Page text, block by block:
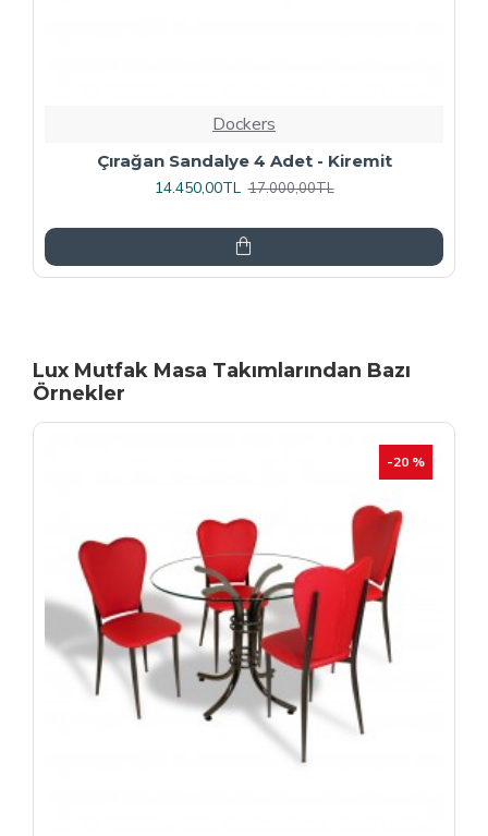
Dockers
Rozhet Sandalye (Kromnikel) (4 Adet
Fiyatıdır) - Kahve
Lux Mutfak Masa Takımlarından Bazı
Örnekler
-20 %